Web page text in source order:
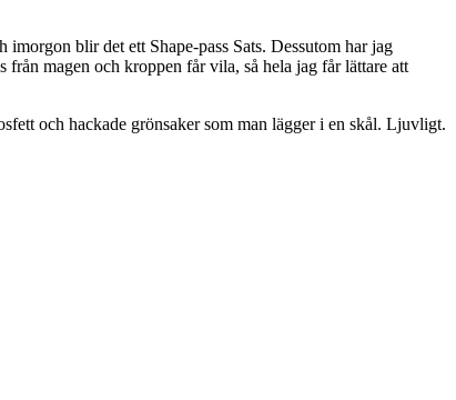
blir det ett Shape-pass Sats. Dessutom har jag
magen och kroppen får vila, så hela jag får lättare att
och hackade grönsaker som man lägger i en skål. Ljuvligt.